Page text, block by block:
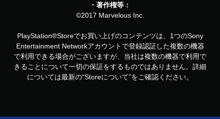
・著作権等：
©2017 Marvelous Inc.
PlayStation®Storeでお買い上げのコンテンツは、1つのSony
Entertainment Networkアカウントで登録認証した複数の機器
で利用できる場合がございますが、当社は複数の機器で利用で
きることについて一切の保証をするものではありません。詳細
については最新の“Storeについて”をご確認ください。